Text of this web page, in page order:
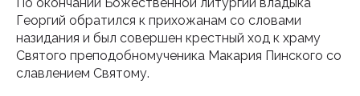
Георгий обратился к прихожанам со словами
назидания и был совершен крестный ход к храму
Святого преподобномученика Макария Пинского со
славлением Святому.